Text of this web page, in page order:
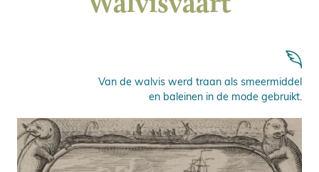
Van de walvis werd traan als smeermiddel
en baleinen in de mode gebruikt.